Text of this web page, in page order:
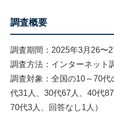
調査概要
調査期間：2025年3月26〜
調査方法：インターネット
調査対象：全国の10～70
代31人、30代67人、40代
70代3人、回答なし1人）